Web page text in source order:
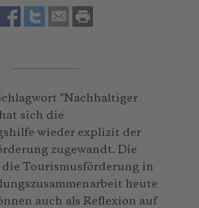
"Nachhaltiger
sich die
wieder explizit der
zugewandt. Die
die Tourismusförderung in
heute
auch als Reflexion auf